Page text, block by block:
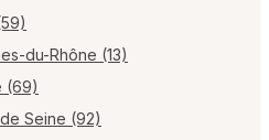
du-Rhône (13)
(69)
Seine (92)